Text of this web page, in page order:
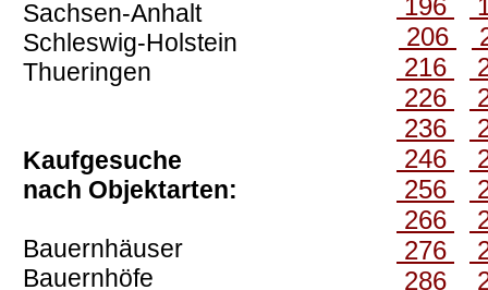
Sachsen-Anhalt
Schleswig-Holstein
Thueringen
Kaufgesuche
nach Objektarten:
Bauernhäuser
Bauernhöfe
196
206
216
226
236
246
256
266
276
286